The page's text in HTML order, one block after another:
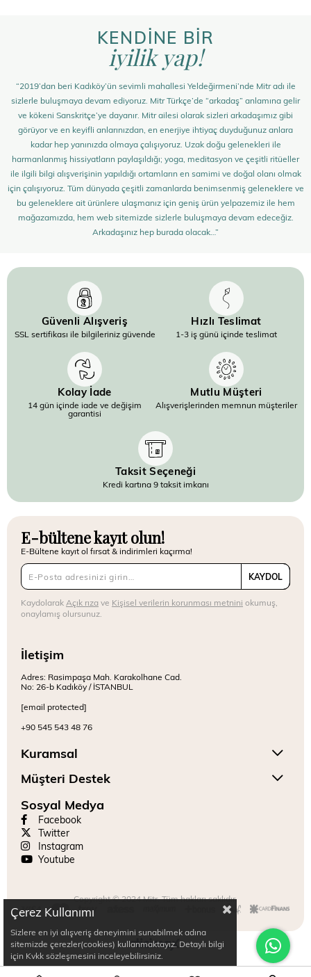
KENDİNE BİR
iyilik yap!
“2019’dan beri Kadıköy’ün sevimli mahallesi Yeldeğirmeni’nde Mitr adı ile
sizlerle buluşmaya devam ediyoruz. Mitr Türkçe’de “arkadaş” anlamına gelir
ve kökeni Sanskritçe’ye dayanır. Mitr ailesi olarak sizleri arkadaşımız gibi
görüyor ve en keyifli anlarınızdan, en enerjiye ihtiyaç duyduğunuz anlara
kadar hep yanınızda olmaya çalışıyoruz. Uzak doğu gelenekleri ile
harmanlanmış hissiyatların paylaşıldığı; yoga, meditasyon ve çeşitli ritüeller
ile ilgili bilgi alışverişinin yapıldığı ortamların en samimi ve doğal olanı olmak
için çalışıyoruz. Tüm dünyada çeşitli zamanlarda benimsenmiş geleneklere ve
bu geleneklere ait ürünlere ulaşmanız için geniş ürün yelpazemiz ile hem
mağazamızda, hem web sitemizde sizlerle buluşmaya devam edeceğiz.
Arkadaşınız hep burada olacak…”
Güvenli Alışveriş
SSL sertifikası ile bilgileriniz güvende
Hızlı Teslimat
1-3 iş günü içinde teslimat
Kolay İade
14 gün içinde iade ve değişim
garantisi
Mutlu Müşteri
Alışverişlerinden memnun müşteriler
Taksit Seçeneği
Kredi kartına 9 taksit imkanı
E-bültene kayıt olun!
E-Bültene kayıt ol fırsat & indirimleri kaçırma!
KAYDOL
KaydolarakAçık rızave Kişisel verilerin korunması metnini okumuş,
onaylamış olursunuz.
İletişim
Adres: Rasimpaşa Mah. Karakolhane Cad.
No: 26-b Kadıköy / İSTANBUL
[email protected]
+90 545 543 48 76
Kuramsal
Müşteri Destek
Sosyal Medya
Facebook
Twitter
Instagram
Youtube
Copyright © 2024 Mitr. Tüm hakları saklıdır.
Çerez Kullanımı
Sizlere en iyi alışveriş deneyimini sunabilmek adına
sitemizde çerezler(cookies) kullanmaktayız. Detaylı bilgi
için Kvkk sözleşmesini inceleyebilirsiniz.